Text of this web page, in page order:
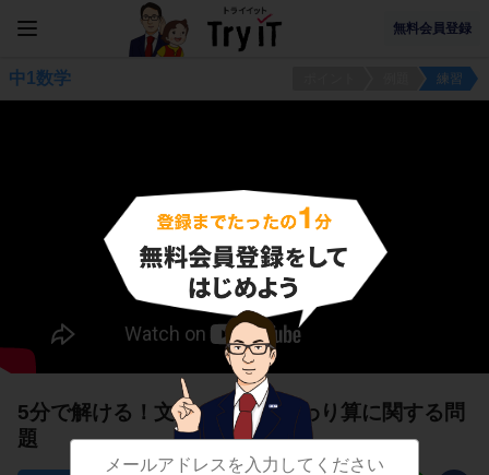
無料会員登録
中1数学 練習
5分で解ける！文字のかけ算・わり算に関する問
題